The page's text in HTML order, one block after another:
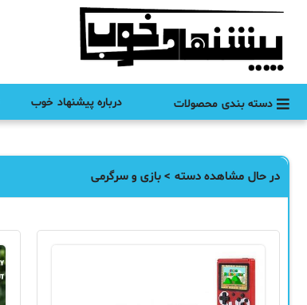
دسته بندی محصولات درباره پیشنهاد خوب
در حال مشاهده دسته > بازی و سرگرمی